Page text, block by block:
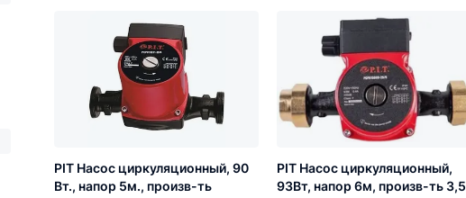
PIT Насос циркуляционный, 90
Вт., напор 5м., произв-ть
PIT Насос циркуляционный,
93Вт, напор 6м, произв-ть 3,5